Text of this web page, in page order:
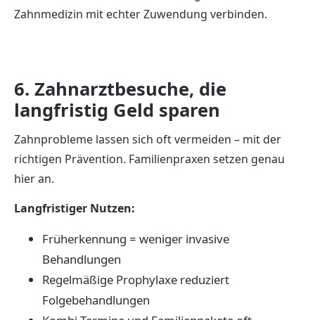
Zahnmedizin mit echter Zuwendung verbinden.
6. Zahnarztbesuche, die
langfristig Geld sparen
Zahnprobleme lassen sich oft vermeiden – mit der
richtigen Prävention. Familienpraxen setzen genau
hier an.
Langfristiger Nutzen:
Früherkennung = weniger invasive
Behandlungen
Regelmäßige Prophylaxe reduziert
Folgebehandlungen